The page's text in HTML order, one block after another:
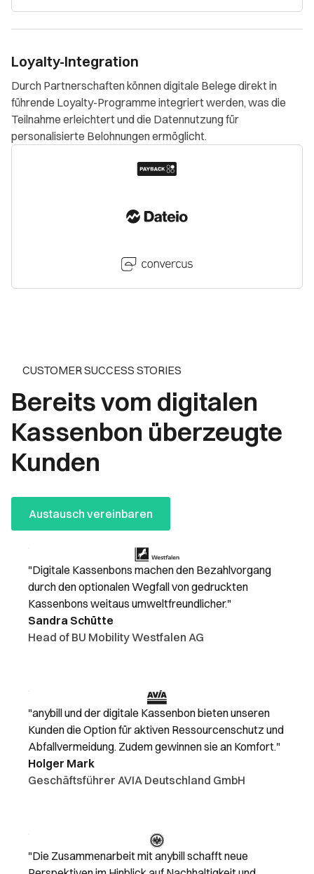
Loyalty-Integration
Durch Partnerschaften können digitale Belege direkt in
führende Loyalty-Programme integriert werden, was die
Teilnahme erleichtert und die Datennutzung für
personalisierte Belohnungen ermöglicht.
CUSTOMER SUCCESS STORIES
Bereits vom digitalen
Kassenbon überzeugte
Kunden
Austausch vereinbaren
"Digitale Kassenbons machen den Bezahlvorgang
durch den optionalen Wegfall von gedruckten
Kassenbons weitaus umweltfreundlicher."
Sandra Schütte
Head of BU Mobility Westfalen AG
"anybill und der digitale Kassenbon bieten unseren
Kunden die Option für aktiven Ressourcenschutz und
Abfallvermeidung. Zudem gewinnen sie an Komfort."
Holger Mark
Geschäftsführer AVIA Deutschland GmbH
"Die Zusammenarbeit mit anybill schafft neue